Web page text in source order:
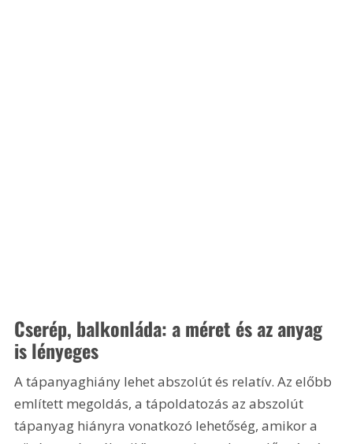
Cserép, balkonláda: a méret és az anyag
is lényeges
A tápanyaghiány lehet abszolút és relatív. Az előbb
említett megoldás, a tápoldatozás az abszolút
tápanyag hiányra vonatkozó lehetőség, amikor a